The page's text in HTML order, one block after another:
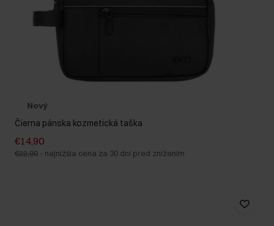
Nový
Čierna pánska kozmetická taška
€14,90
€22,90 - najnižšia cena za 30 dní pred znížením